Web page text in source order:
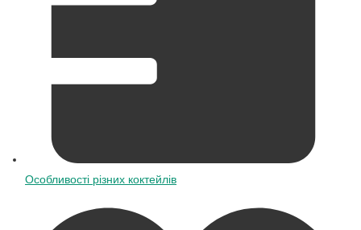
Особливості різних коктейлів